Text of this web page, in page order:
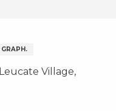
Village,